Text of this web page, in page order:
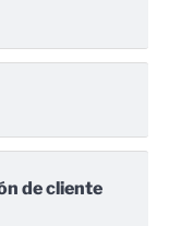
de cliente